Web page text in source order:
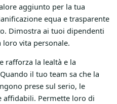
aggiunto per la tua
equa e trasparente
Dimostra ai tuoi dipendenti
vita personale.
rafforza la lealtà e la
il tuo team sa che la
prese sul serio, le
affidabili. Permette loro di